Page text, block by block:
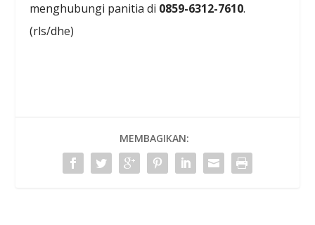
menghubungi panitia di 0859-6312-7610.
(rls/dhe)
MEMBAGIKAN: